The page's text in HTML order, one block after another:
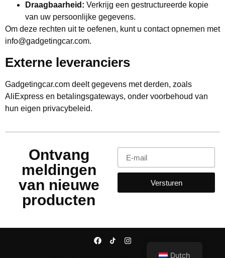
Draagbaarheid: Verkrijg een gestructureerde kopie
van uw persoonlijke gegevens.
Om deze rechten uit te oefenen, kunt u contact opnemen met
info@gadgetingcar.com.
Externe leveranciers
Gadgetingcar.com deelt gegevens met derden, zoals
AliExpress en betalingsgateways, onder voorbehoud van
hun eigen privacybeleid.
Ontvang
meldingen
van nieuwe
producten
Versturen
Dutch